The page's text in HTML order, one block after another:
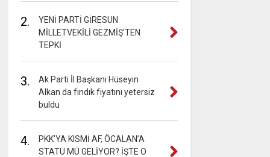
2.
YENİ PARTİ GİRESUN
MİLLETVEKİLİ GEZMİŞ’TEN
TEPKİ
3.
Ak Parti İl Başkanı Hüseyin
Alkan da fındık fiyatını yetersiz
buldu
4.
PKK’YA KISMİ AF, ÖCALAN’A
STATÜ MÜ GELİYOR? İŞTE O